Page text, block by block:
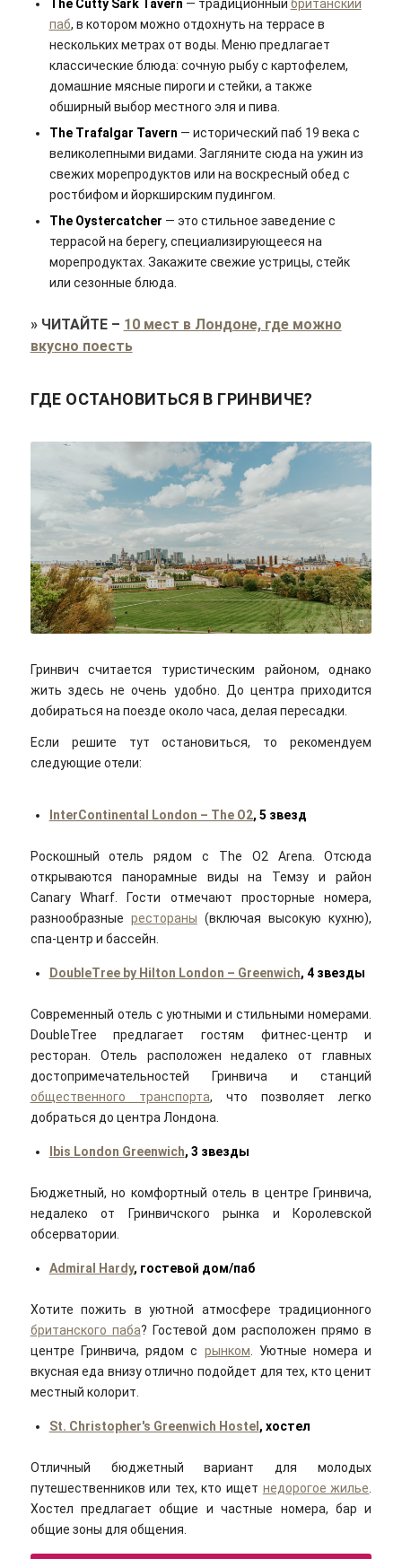
The Cutty Sark Tavern — традиционный британский
паб, в котором можно отдохнуть на террасе в
нескольких метрах от воды. Меню предлагает
классические блюда: сочную рыбу с картофелем,
домашние мясные пироги и стейки, а также
обширный выбор местного эля и пива.
The Trafalgar Tavern — исторический паб 19 века с
великолепными видами. Загляните сюда на ужин из
свежих морепродуктов или на воскресный обед с
ростбифом и йоркширским пудингом.
The Oystercatcher — это стильное заведение с
террасой на берегу, специализирующееся на
морепродуктах. Закажите свежие устрицы, стейк
или сезонные блюда.
» ЧИТАЙТЕ– 10 мест в Лондоне, где можно
вкусно поесть
ГДЕ ОСТАНОВИТЬСЯ В ГРИНВИЧЕ?
Timothy Batchelder/unsplash
Гринвич считается туристическим районом, однако
жить здесь не очень удобно. До центра приходится
добираться на поезде около часа, делая пересадки.
Если решите тут остановиться, то рекомендуем
следующие отели:
InterContinental London – The O2, 5 звезд
Роскошный отель рядом с The O2 Arena. Отсюда
открываются панорамные виды на Темзу и район
Canary Wharf. Гости отмечают просторные номера,
разнообразные рестораны (включая высокую кухню),
спа-центр и бассейн.
DoubleTree by Hilton London – Greenwich, 4 звезды
Современный отель с уютными и стильными номерами.
DoubleTree предлагает гостям фитнес-центр и
ресторан. Отель расположен недалеко от главных
достопримечательностей Гринвича и станций
общественного транспорта, что позволяет легко
добраться до центра Лондона.
Ibis London Greenwich, 3 звезды
Бюджетный, но комфортный отель в центре Гринвича,
недалеко от Гринвичского рынка и Королевской
обсерватории.
Admiral Hardy, гостевой дом/паб
Хотите пожить в уютной атмосфере традиционного
британского паба? Гостевой дом расположен прямо в
центре Гринвича, рядом с рынком . Уютные номера и
вкусная еда внизу отлично подойдет для тех, кто ценит
местный колорит.
St. Christopher's Greenwich Hostel , хостел
Отличный бюджетный вариант для молодых
путешественников или тех, кто ищет недорогое жилье
Хостел предлагает общие и частные номера, бар и
общие зоны для общения.